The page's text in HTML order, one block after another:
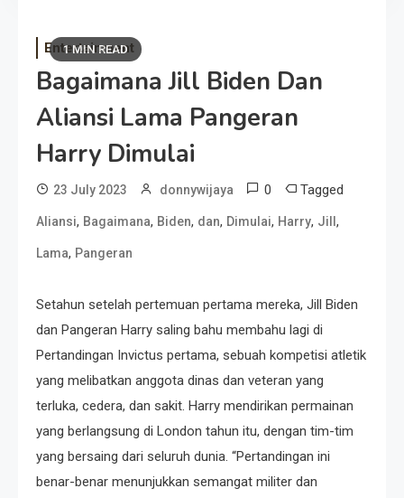
1 MIN READ
Entertainment
Bagaimana Jill Biden Dan
Aliansi Lama Pangeran
Harry Dimulai
23 July 2023 donnywijaya 0 Tagged
Aliansi, Bagaimana, Biden, dan, Dimulai, Harry, Jill ,
Lama, Pangeran
Setahun setelah pertemuan pertama mereka, Jill Biden
dan Pangeran Harry saling bahu membahu lagi di
Pertandingan Invictus pertama, sebuah kompetisi atletik
yang melibatkan anggota dinas dan veteran yang
terluka, cedera, dan sakit. Harry mendirikan permainan
yang berlangsung di London tahun itu, dengan tim-tim
yang bersaing dari seluruh dunia. “Pertandingan ini
benar-benar menunjukkan semangat militer dan